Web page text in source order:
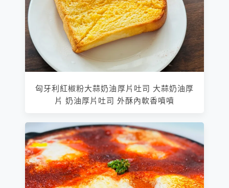
匈牙利紅椒粉大蒜奶油厚片吐司 大蒜奶油厚
片 奶油厚片吐司 外酥內軟香噴噴